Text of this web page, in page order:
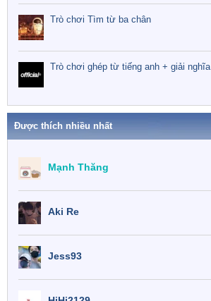
Trò chơi Tìm từ ba chân
Trò chơi ghép từ tiếng anh + giải nghĩa
Được thích nhiều nhất
Mạnh Thăng
Aki Re
Jess93